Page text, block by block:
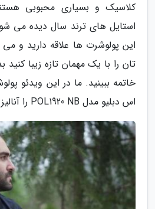
کلاسیک و بسیاری محبوبی
استایل های ترند سال دیده می
این پولوشرت ها علاقه دارید و
تان را با یک مهمان تازه زیبا
اس دبلیو مدل POL1920 NB را آنالیز می کنیم.